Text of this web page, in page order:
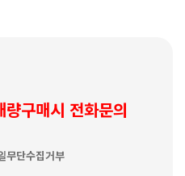
구매시 전화문의
무단수집거부